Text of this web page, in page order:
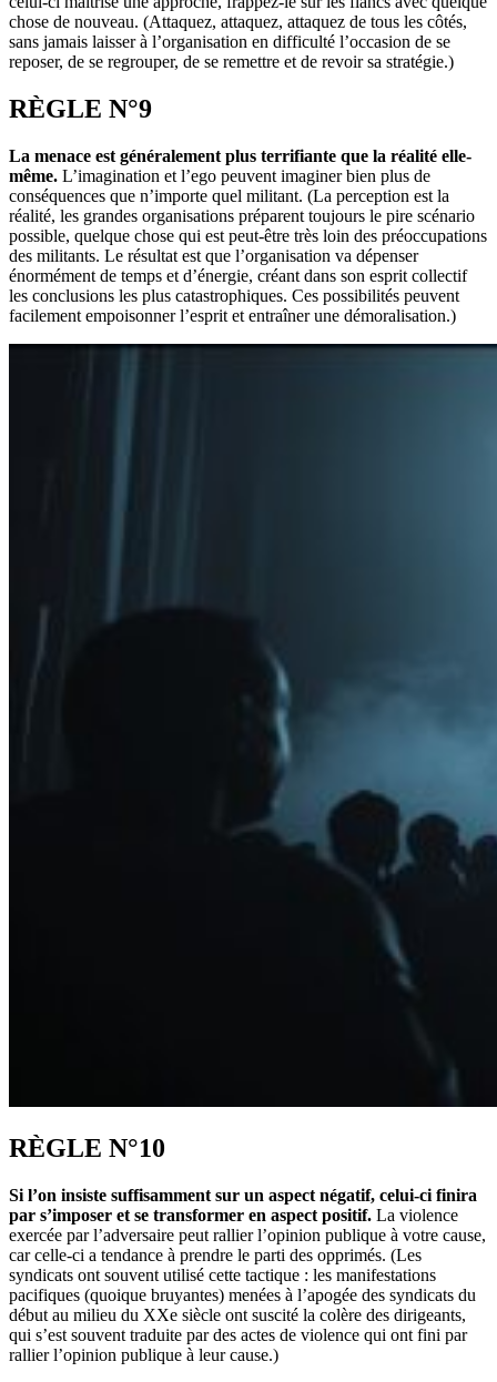
chose de nouveau. (Attaquez, attaquez, attaquez de tous les côtés,
sans jamais laisser à l’organisation en difficulté l’occasion de se
reposer, de se regrouper, de se remettre et de revoir sa stratégie.)
RÈGLE N°9
La menace est généralement plus terrifiante que la réalité elle-
même. L’imagination et l’ego peuvent imaginer bien plus de
conséquences que n’importe quel militant. (La perception est la
réalité, les grandes organisations préparent toujours le pire scénario
possible, quelque chose qui est peut-être très loin des préoccupations
des militants. Le résultat est que l’organisation va dépenser
énormément de temps et d’énergie, créant dans son esprit collectif
les conclusions les plus catastrophiques. Ces possibilités peuvent
facilement empoisonner l’esprit et entraîner une démoralisation.)
RÈGLE N°10
Si l’on insiste suffisamment sur un aspect négatif, celui-ci finira
par s’imposer et se transformer en aspect positif. La violence
exercée par l’adversaire peut rallier l’opinion publique à votre cause,
car celle-ci a tendance à prendre le parti des opprimés. (Les
syndicats ont souvent utilisé cette tactique : les manifestations
pacifiques (quoique bruyantes) menées à l’apogée des syndicats du
début au milieu du XXe siècle ont suscité la colère des dirigeants,
qui s’est souvent traduite par des actes de violence qui ont fini par
rallier l’opinion publique à leur cause.)